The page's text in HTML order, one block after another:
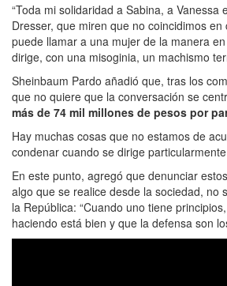
“Toda mi solidaridad a Sabina, a Vanessa
Dresser, que miren que no coincidimos
puede llamar a una mujer de la manera
dirige, con una misoginia, un machismo
Sheinbaum Pardo añadió que, tras los
que no quiere que la conversación se
más de 74 mil millones de pesos por
Hay muchas cosas que no estamos de
condenar cuando se dirige
En este punto, agregó que denunciar
algo que se realice desde la sociedad, no
la República: “Cuando uno tiene
haciendo está bien y que la defensa son